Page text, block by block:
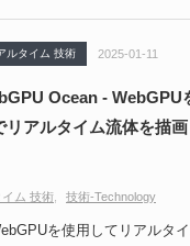
ルタイム 技術 2025-01-11
Ocean - WebGPU
リアルタイム流体を描
イム 技術 技術-Technology
を使用してリアルタ